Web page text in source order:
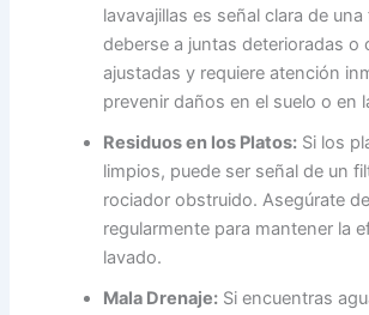
lavavajillas es señal clara de
deberse a juntas deterioradas o
ajustadas y requiere atención
prevenir daños en el suelo o en
Residuos en los Platos: Si los
limpios, puede ser señal de un
rociador obstruido. Asegúrate
regularmente para mantener la
lavado.
Mala Drenaje: Si encuentras